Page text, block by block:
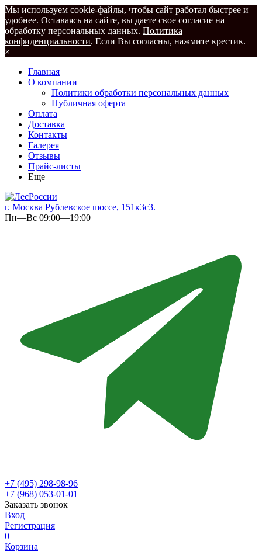
Мы используем cookie-файлы, чтобы сайт работал быстрее и
удобнее. Оставаясь на сайте, вы даете свое согласие на
обработку персональных данных. Политика
конфиденциальности. Если Вы согласны, нажмите крестик.
×
Главная
О компании
Политики обработки персональных данных
Публичная оферта
Оплата
Доставка
Контакты
Галерея
Отзывы
Прайс-листы
Еще
г. Москва Рублевское шоссе, 151к3с3.
Пн—Вс 09:00—19:00
+7 (495) 298-98-96
+7 (968) 053-01-01
Заказать звонок
Вход
Регистрация
0
Корзина